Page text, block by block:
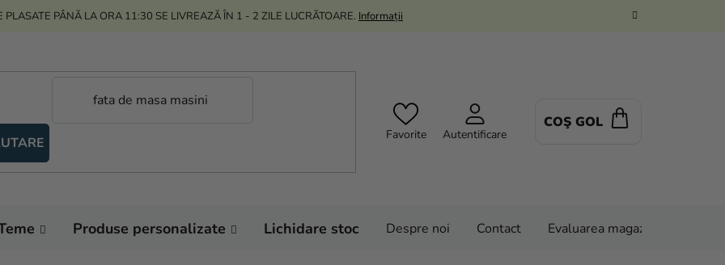
PLASATE PÂNĂ LA ORA 11:30 SE LIVREAZĂ ÎN 1 - 2 ZILE LUCRĂTOARE. Informații
Favorite Autentificare
COŞ GOL
Produse personalizate Lichidare stoc Despre noi Contact Evaluarea magazinului